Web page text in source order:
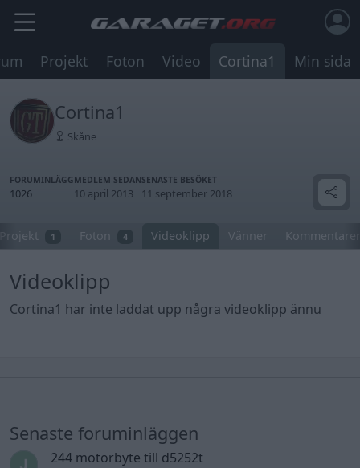
Projekt Foton Video Cortina1 Min sida
Cortina1
Skåne
FORUMINLÄGG
1026
MEDLEM SEDAN
10 april 2013
SENASTE BESÖKET
11 september 2018
Projekt 1 Foton 4 Videoklipp Vänner Kommentarer
Videoklipp
Cortina1 har inte laddat upp några videoklipp ännu
Senaste foruminläggen
244 motorbyte till d5252t